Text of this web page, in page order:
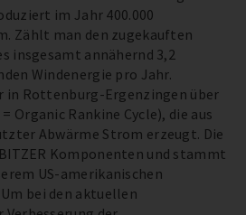
im Jahr 400.000
Zählt man den zugekauften
insgesamt annähernd 3,2
Windenergie pro Jahr.
in Rottenburg-Ergenzingen über
Organic Rankine Cycle), die aus
Abwärme Strom erzeugt. Die
Komponenten und stammt
US-amerikanischen
bei den aktuellen